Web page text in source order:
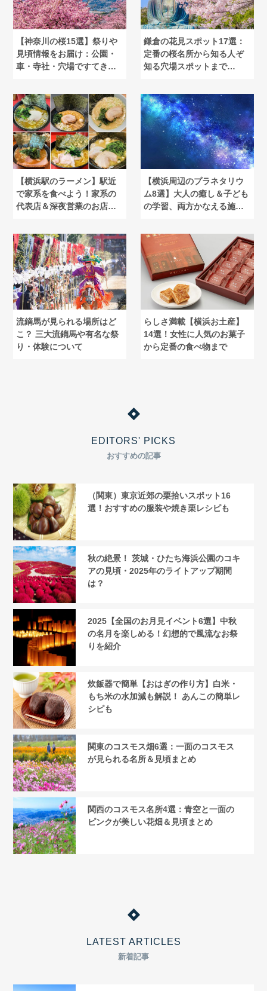
【神奈川の桜15選】祭りや
見頃情報をお届け：公園・
車・寺社・穴場ですてきな
鎌倉の花見スポット17選：
定番の桜名所から知る人ぞ
知る穴場スポットまで
【横浜駅のラーメン】駅近
で家系を食べよう！家系の
代表店＆深夜営業のお店紹
【横浜周辺のプラネタリウ
ム8選】大人の癒し＆子ども
の学習、両方かなえる施設
流鏑馬が見られる場所はど
こ？ 三大流鏑馬や有名な祭
り・体験について
らしさ満載【横浜お土産】
14選！女性に人気のお菓子
から定番の食べ物まで
EDITORS' PICKS
おすすめの記事
（関東）東京近郊の栗拾いスポット16
選！おすすめの服装や焼き栗レシピも
秋の絶景！ 茨城・ひたち海浜公園のコキ
アの見頃・2025年のライトアップ期間
は？
2025【全国のお月見イベント6選】中秋
の名月を楽しめる！幻想的で風流なお祭
りを紹介
炊飯器で簡単【おはぎの作り方】白米・
もち米の水加減も解説！ あんこの簡単レ
シピも
関東のコスモス畑6選：一面のコスモス
が見られる名所＆見頃まとめ
関西のコスモス名所4選：青空と一面の
ピンクが美しい花畑＆見頃まとめ
LATEST ARTICLES
新着記事